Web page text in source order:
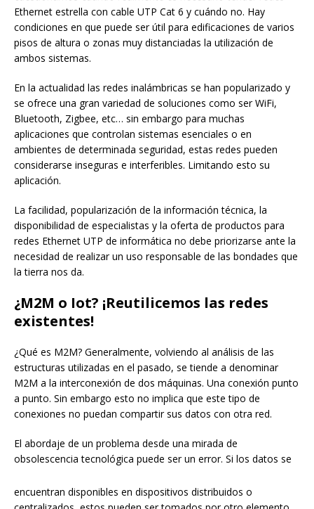
Ethernet estrella con cable UTP Cat 6 y cuándo no. Hay
condiciones en que puede ser útil para edificaciones de varios
pisos de altura o zonas muy distanciadas la utilización de
ambos sistemas.
En la actualidad las redes inalámbricas se han popularizado y
se ofrece una gran variedad de soluciones como ser WiFi,
Bluetooth, Zigbee, etc… sin embargo para muchas
aplicaciones que controlan sistemas esenciales o en
ambientes de determinada seguridad, estas redes pueden
considerarse inseguras e interferibles. Limitando esto su
aplicación.
La facilidad, popularización de la información técnica, la
disponibilidad de especialistas y la oferta de productos para
redes Ethernet UTP de informática no debe priorizarse ante la
necesidad de realizar un uso responsable de las bondades que
la tierra nos da.
¿M2M o Iot? ¡Reutilicemos las redes
existentes!
¿Qué es M2M? Generalmente, volviendo al análisis de las
estructuras utilizadas en el pasado, se tiende a denominar
M2M a la interconexión de dos máquinas. Una conexión punto
a punto. Sin embargo esto no implica que este tipo de
conexiones no puedan compartir sus datos con otra red.
El abordaje de un problema desde una mirada de
obsolescencia tecnológica puede ser un error. Si los datos se
encuentran disponibles en dispositivos distribuidos o